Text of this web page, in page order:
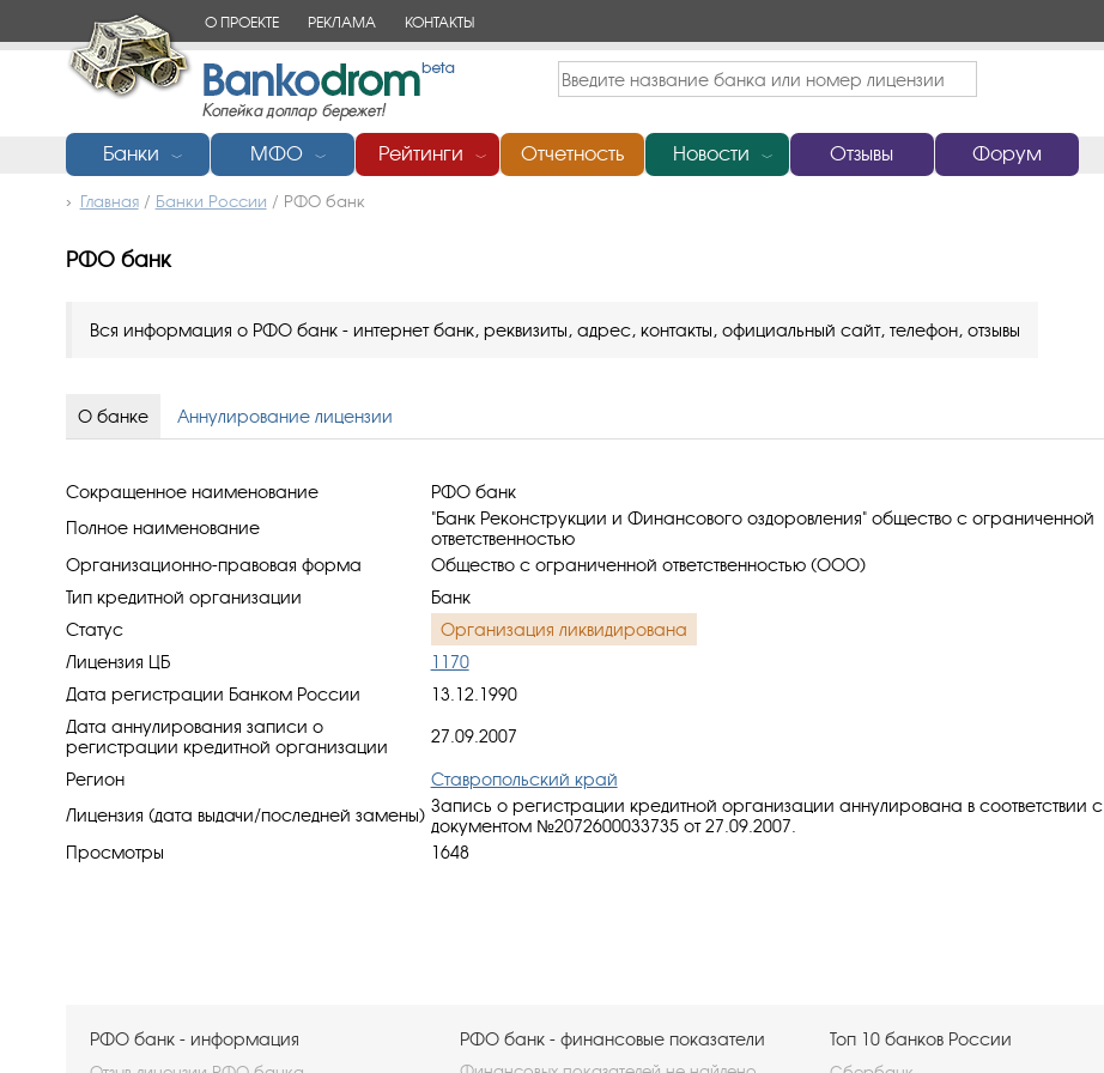
О ПРОЕКТЕ РЕКЛАМА КОНТАКТЫ
Банки ﹀ МФО ﹀ Рейтинги ﹀ Отчетность Новости ﹀ Отзывы Форум
Главная/ Банки России / РФО банк
РФО банк
Вся информация о РФО банк - интернет банк, реквизиты, адрес, контакты, официальный сайт, телефон, отзывы
О банке Аннулирование лицензии
Сокращенное наименование
РФО банк
Полное наименование
"Банк Реконструкции и Финансового оздоровления" общество с ограниченной
ответственностью
Организационно-правовая форма
Общество с ограниченной ответственностью (ООО)
Тип кредитной организации
Банк
Статус
Организация ликвидирована
Лицензия ЦБ
1170
Дата регистрации Банком России
13.12.1990
Дата аннулирования записи о
регистрации кредитной организации
27.09.2007
Регион
Ставропольский край
Лицензия (дата выдачи/последней замены) Запись о регистрации кредитной организации аннулирована в соответствии с
документом №2072600033735 от 27.09.2007.
Просмотры
1648
РФО банк - информация РФО банк - финансовые показатели Топ 10 банков России